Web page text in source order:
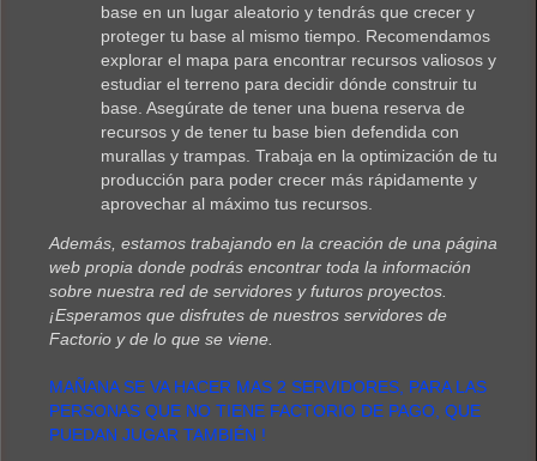
base en un lugar aleatorio y tendrás que crecer y
proteger tu base al mismo tiempo. Recomendamos
explorar el mapa para encontrar recursos valiosos y
estudiar el terreno para decidir dónde construir tu
base. Asegúrate de tener una buena reserva de
recursos y de tener tu base bien defendida con
murallas y trampas. Trabaja en la optimización de tu
producción para poder crecer más rápidamente y
aprovechar al máximo tus recursos.
Además, estamos trabajando en la creación de una página
web propia donde podrás encontrar toda la información
sobre nuestra red de servidores y futuros proyectos.
¡Esperamos que disfrutes de nuestros servidores de
Factorio y de lo que se viene.
MAÑANA SE VA HACER MAS 2 SERVIDORES, PARA LAS
PERSONAS QUE NO TIENE FACTORIO DE PAGO, QUE
PUEDAN JUGAR TAMBIÉN !